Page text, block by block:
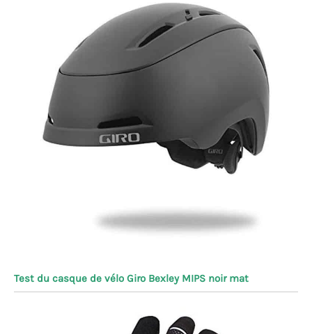
Test du casque de vélo Giro Bexley MIPS noir mat